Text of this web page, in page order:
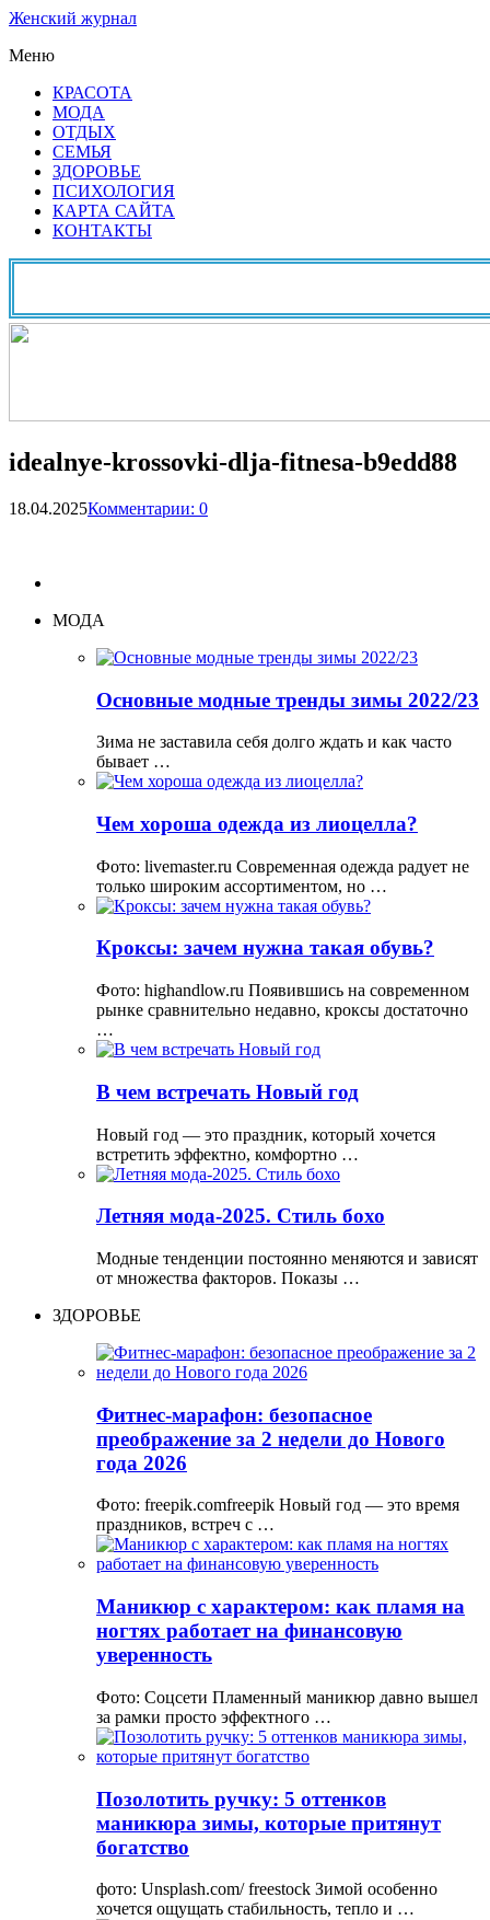
Женский журнал
Меню
КРАСОТА
МОДА
ОТДЫХ
СЕМЬЯ
ЗДОРОВЬЕ
ПСИХОЛОГИЯ
КАРТА САЙТА
КОНТАКТЫ
idealnye-krossovki-dlja-fitnesa-b9edd88
18.04.2025Комментарии: 0
МОДА
Основные модные тренды зимы 2022/23
Зима не заставила себя долго ждать и как часто
бывает …
Чем хороша одежда из лиоцелла?
Фото: livemaster.ru Современная одежда радует не
только широким ассортиментом, но …
Кроксы: зачем нужна такая обувь?
Фото: highandlow.ru Появившись на современном
рынке сравнительно недавно, кроксы достаточно
…
В чем встречать Новый год
Новый год — это праздник, который хочется
встретить эффектно, комфортно …
Летняя мода-2025. Стиль бохо
Модные тенденции постоянно меняются и зависят
от множества факторов. Показы …
ЗДОРОВЬЕ
Фитнес-марафон: безопасное
преображение за 2 недели до Нового
года 2026
Фото: freepik.comfreepik Новый год — это время
праздников, встреч с …
Маникюр с характером: как пламя на
ногтях работает на финансовую
уверенность
Фото: Соцсети Пламенный маникюр давно вышел
за рамки просто эффектного …
Позолотить ручку: 5 оттенков
маникюра зимы, которые притянут
богатство
фото: Unsplash.com/ freestock Зимой особенно
хочется ощущать стабильность, тепло и …